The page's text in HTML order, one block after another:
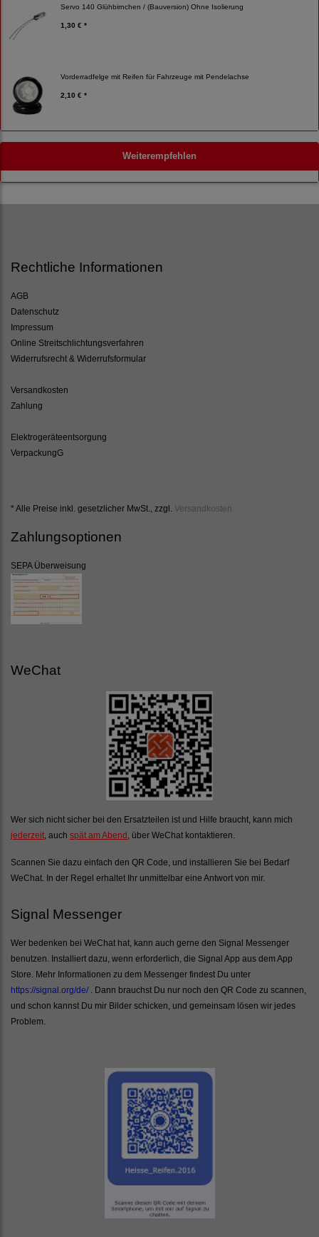
Servo 140 Glühbirnchen / (Bauversion) Ohne Isolierung
1,30 € *
Vorderradfelge mit Reifen für Fahrzeuge mit Pendelachse
2,10 € *
Weiterempfehlen
Rechtliche Informationen
AGB
Datenschutz
Impressum
Online Streitschlichtungsverfahren
Widerrufsrecht & Widerrufsformular
Versandkosten
Zahlung
Elektrogeräteentsorgung
VerpackungG
* Alle Preise inkl. gesetzlicher MwSt., zzgl. Versandkosten
Zahlungsoptionen
SEPA Überweisung
WeChat
Wer sich nicht sicher bei den Ersatzteilen ist und Hilfe braucht, kann mich
jederzeit , auch spät am Abend , über WeChat kontaktieren.
Scannen Sie dazu einfach den QR Code, und installieren Sie bei Bedarf
WeChat. In der Regel erhaltet Ihr unmittelbar eine Antwort von mir.
Signal Messenger
Wer bedenken bei WeChat hat, kann auch gerne den Signal Messenger
benutzen. Installiert dazu, wenn erforderlich, die Signal App aus dem App
Store. Mehr Informationen zu dem Messenger findest Du unter
https://signal.org/de/ . Dann brauchst Du nur noch den QR Code zu scannen,
und schon kannst Du mir Bilder schicken, und gemeinsam lösen wir jedes
Problem.